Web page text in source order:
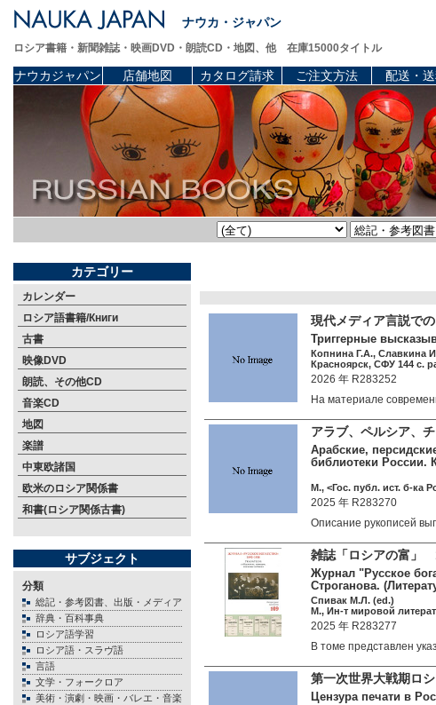
ナウカ・ジャパン
ロシア書籍・新聞雑誌・映画DVD・朗読CD・地図、他 在庫15000タイトル
ナウカジャパン 店舗地図 カタログ請求 ご注文方法 配送・
カテゴリー
カレンダー
ロシア語書籍/Книги
古書
映像DVD
朗読、その他CD
音楽CD
地図
楽譜
中東欧諸国
欧米のロシア関係書
和書(ロシア関係古書)
サブジェクト
分類
総記・参考図書、出版・メディア
辞典・百科事典
ロシア語学習
ロシア語・スラヴ語
言語
文学・フォークロア
美術・演劇・映画・バレエ・音楽
現代メディア言説
Триггерные
Копнина Г.А., Славкина
Красноярск, СФУ 144 c.
2026 年 R283252
На материале
アラブ、ペルシア、
Арабские,
библиотеки России.
М., <Гос. публ. ист. б-ка
2025 年 R283270
Описание рукописей
雑誌「ロシアの富
Журнал "Русское
Строганова.
Спивак М.Л. (ed.)
М., Ин-т мировой
2025 年 R283277
В томе представлен
第一次世界大戦期ロ
Цензура печати в